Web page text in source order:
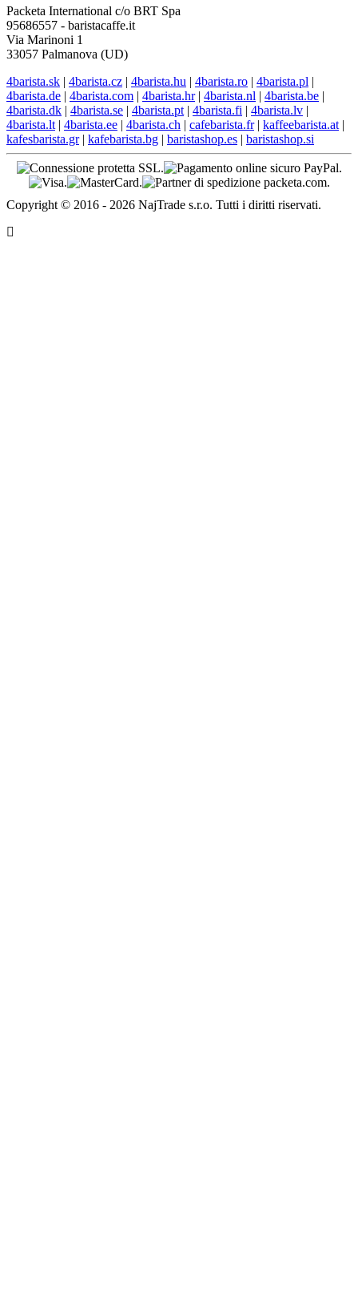
Packeta International c/o BRT Spa
95686557 - baristacaffe.it
Via Marinoni 1
33057 Palmanova (UD)
4barista.sk | 4barista.cz | 4barista.hu | 4barista.ro | 4barista.pl |
4barista.de | 4barista.com | 4barista.hr| 4barista.nl | 4barista.be |
4barista.dk | 4barista.se | 4barista.pt | 4barista.fi | 4barista.lv |
4barista.lt | 4barista.ee | 4barista.ch | cafebarista.fr| kaffeebarista.at |
kafesbarista.gr| kafebarista.bg | baristashop.es | baristashop.si
Copyright © 2016 - 2026 NajTrade s.r.o. Tutti i diritti riservati.